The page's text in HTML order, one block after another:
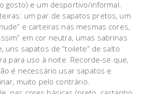
gosto) e um desportivo/informal.
um par de sapatos pretos, um
e carteiras nas mesmas cores,
em cor neutra, umas sabrinas
uns sapatos de “toilete” de salto
para uso à noite. Recorde-se que,
é necessário usar sapatos e
muito pelo contrário.